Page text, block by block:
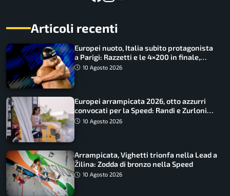
Articoli recenti
Europei nuoto, Italia subito protagonista
a Parigi: Razzetti e le 4×200 in finale,
Quadarella domina gli 800
10 Agosto 2026
Europei arrampicata 2026, otto azzurri
convocati per la Speed: Randi e Zurloni
guidano l’Italia
10 Agosto 2026
Arrampicata, Vighetti trionfa nella Lead a
Žilina: Zodda di bronzo nella Speed
10 Agosto 2026